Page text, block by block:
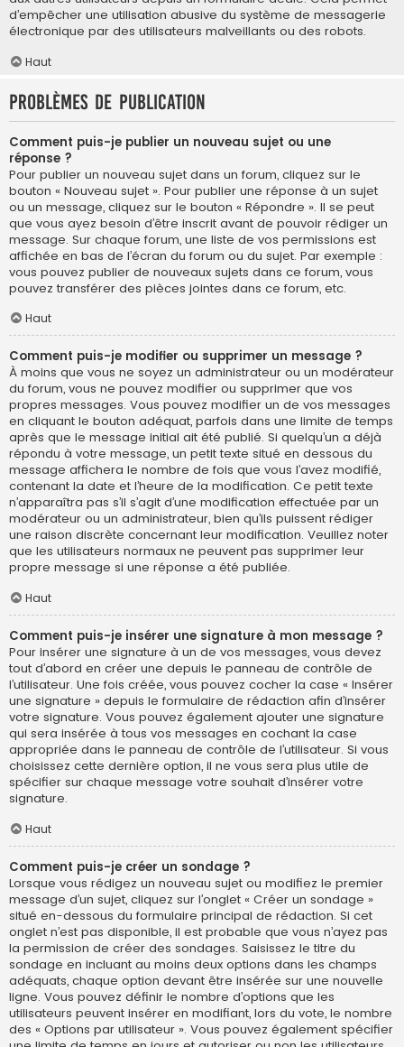
d’empêcher une utilisation abusive du système de messagerie
électronique par des utilisateurs malveillants ou des robots.
Haut
Problèmes de publication
Comment puis-je publier un nouveau sujet ou une
réponse ?
Pour publier un nouveau sujet dans un forum, cliquez sur le
bouton « Nouveau sujet ». Pour publier une réponse à un sujet
ou un message, cliquez sur le bouton « Répondre ». Il se peut
que vous ayez besoin d’être inscrit avant de pouvoir rédiger un
message. Sur chaque forum, une liste de vos permissions est
affichée en bas de l’écran du forum ou du sujet. Par exemple :
vous pouvez publier de nouveaux sujets dans ce forum, vous
pouvez transférer des pièces jointes dans ce forum, etc.
Haut
Comment puis-je modifier ou supprimer un message ?
À moins que vous ne soyez un administrateur ou un modérateur
du forum, vous ne pouvez modifier ou supprimer que vos
propres messages. Vous pouvez modifier un de vos messages
en cliquant le bouton adéquat, parfois dans une limite de temps
après que le message initial ait été publié. Si quelqu’un a déjà
répondu à votre message, un petit texte situé en dessous du
message affichera le nombre de fois que vous l’avez modifié,
contenant la date et l’heure de la modification. Ce petit texte
n’apparaîtra pas s’il s’agit d’une modification effectuée par un
modérateur ou un administrateur, bien qu’ils puissent rédiger
une raison discrète concernant leur modification. Veuillez noter
que les utilisateurs normaux ne peuvent pas supprimer leur
propre message si une réponse a été publiée.
Haut
Comment puis-je insérer une signature à mon message ?
Pour insérer une signature à un de vos messages, vous devez
tout d’abord en créer une depuis le panneau de contrôle de
l’utilisateur. Une fois créée, vous pouvez cocher la case « Insérer
une signature » depuis le formulaire de rédaction afin d’insérer
votre signature. Vous pouvez également ajouter une signature
qui sera insérée à tous vos messages en cochant la case
appropriée dans le panneau de contrôle de l’utilisateur. Si vous
choisissez cette dernière option, il ne vous sera plus utile de
spécifier sur chaque message votre souhait d’insérer votre
signature.
Haut
Comment puis-je créer un sondage ?
Lorsque vous rédigez un nouveau sujet ou modifiez le premier
message d’un sujet, cliquez sur l’onglet « Créer un sondage »
situé en-dessous du formulaire principal de rédaction. Si cet
onglet n’est pas disponible, il est probable que vous n’ayez pas
la permission de créer des sondages. Saisissez le titre du
sondage en incluant au moins deux options dans les champs
adéquats, chaque option devant être insérée sur une nouvelle
ligne. Vous pouvez définir le nombre d’options que les
utilisateurs peuvent insérer en modifiant, lors du vote, le nombre
des « Options par utilisateur ». Vous pouvez également spécifier